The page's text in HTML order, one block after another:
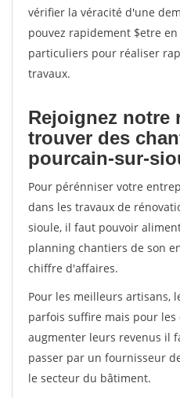
vérifier la véracité d'une
pouvez rapidement $etre en
particuliers pour réaliser
travaux.
Rejoignez notre
trouver des
pourcain-sur-
Pour pérénniser votre
dans les travaux de
sioule, il faut pouvoir
planning chantiers de son
chiffre d'affaires.
Pour les meilleurs artisans,
parfois suffire mais pour
augmenter leurs revenus il
passer par un fournisseur
le secteur du bâtiment.